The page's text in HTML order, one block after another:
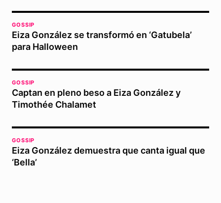
GOSSIP
Eiza González se transformó en ‘Gatubela’
para Halloween
GOSSIP
Captan en pleno beso a Eiza González y
Timothée Chalamet
GOSSIP
Eiza González demuestra que canta igual que
‘Bella’